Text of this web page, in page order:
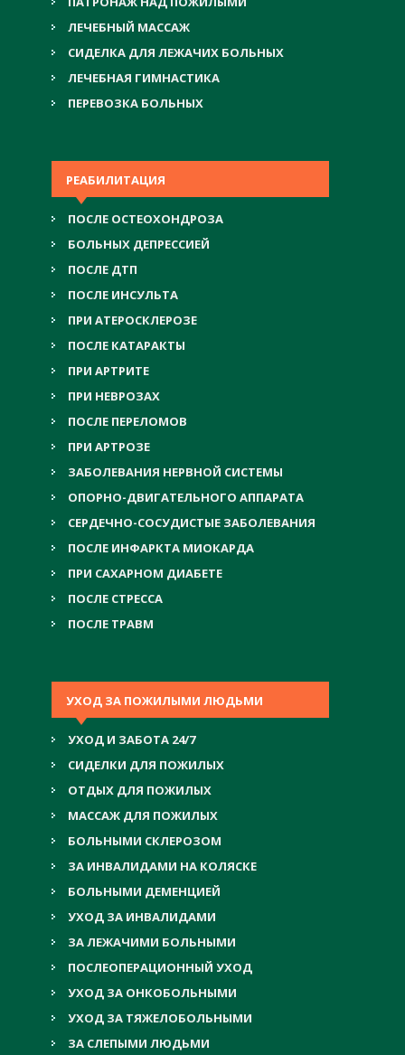
ЛЕЧЕБНЫЙ МАССАЖ
СИДЕЛКА ДЛЯ ЛЕЖАЧИХ БОЛЬНЫХ
ЛЕЧЕБНАЯ ГИМНАСТИКА
ПЕРЕВОЗКА БОЛЬНЫХ
РЕАБИЛИТАЦИЯ
ПОСЛЕ ОСТЕОХОНДРОЗА
БОЛЬНЫХ ДЕПРЕССИЕЙ
ПОСЛЕ ДТП
ПОСЛЕ ИНСУЛЬТА
ПРИ АТЕРОСКЛЕРОЗЕ
ПОСЛЕ КАТАРАКТЫ
ПРИ АРТРИТЕ
ПРИ НЕВРОЗАХ
ПОСЛЕ ПЕРЕЛОМОВ
ПРИ АРТРОЗЕ
ЗАБОЛЕВАНИЯ НЕРВНОЙ СИСТЕМЫ
ОПОРНО-ДВИГАТЕЛЬНОГО АППАРАТА
СЕРДЕЧНО-СОСУДИСТЫЕ ЗАБОЛЕВАНИЯ
ПОСЛЕ ИНФАРКТА МИОКАРДА
ПРИ САХАРНОМ ДИАБЕТЕ
ПОСЛЕ СТРЕССА
ПОСЛЕ ТРАВМ
УХОД ЗА ПОЖИЛЫМИ ЛЮДЬМИ
УХОД И ЗАБОТА 24/7
СИДЕЛКИ ДЛЯ ПОЖИЛЫХ
ОТДЫХ ДЛЯ ПОЖИЛЫХ
МАССАЖ ДЛЯ ПОЖИЛЫХ
БОЛЬНЫМИ СКЛЕРОЗОМ
ЗА ИНВАЛИДАМИ НА КОЛЯСКЕ
БОЛЬНЫМИ ДЕМЕНЦИЕЙ
УХОД ЗА ИНВАЛИДАМИ
ЗА ЛЕЖАЧИМИ БОЛЬНЫМИ
ПОСЛЕОПЕРАЦИОННЫЙ УХОД
УХОД ЗА ОНКОБОЛЬНЫМИ
УХОД ЗА ТЯЖЕЛОБОЛЬНЫМИ
ЗА СЛЕПЫМИ ЛЮДЬМИ